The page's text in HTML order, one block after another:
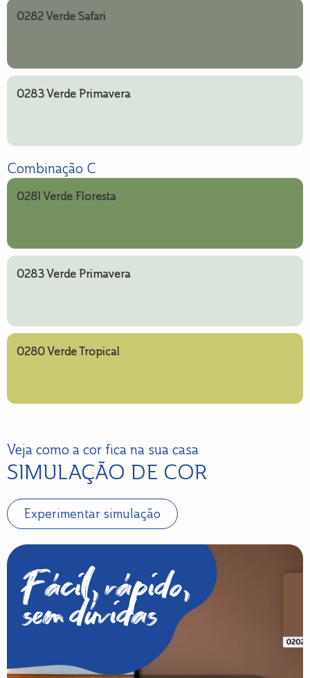
0282 Verde Safari
0283 Verde Primavera
Combinação C
0281 Verde Floresta
0283 Verde Primavera
0280 Verde Tropical
Veja como a cor fica na sua casa
SIMULAÇÃO DE COR
Experimentar simulação
Fácil, rápido,
sem dúvidas